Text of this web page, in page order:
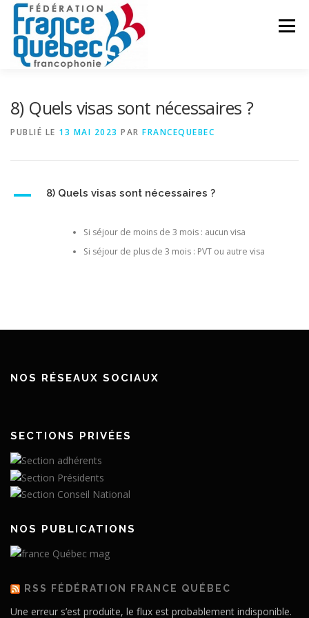
Aller
contenu
Menu
INTRANET
8) Quels visas sont nécessaires ?
PUBLIÉ LE 13 MAI 2023 PAR FRANCEQUEBEC
A 8) Quels visas sont nécessaires ?
Si séjour de moins de 3 mois : aucun visa
Si séjour de plus de 3 mois : PVT ou autre visa
NOS RÉSEAUX SOCIAUX
SECTIONS PRIVÉES
NOS PUBLICATIONS
RSS FÉDÉRATION FRANCE QUÉBEC
Une erreur s’est produite, le flux est probablement indisponible.